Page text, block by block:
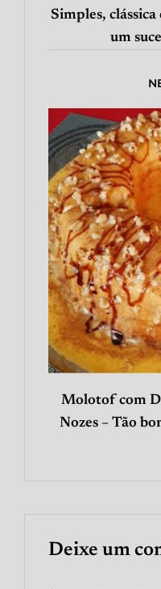
Simples,
um
Molotof com
Nozes – Tão
Deixe um